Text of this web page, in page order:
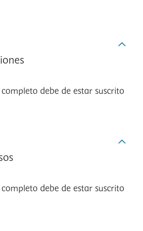
debe de estar suscrito
debe de estar suscrito